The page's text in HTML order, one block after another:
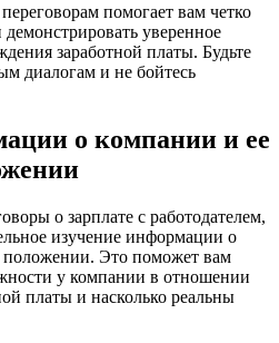
помогает вам четко
уверенное
заработной платы. Будьте
диалогам и не бойтесь
о компании и ее
о зарплате с работодателем,
изучение информации о
Это поможет вам
у компании в отношении
платы и насколько реальны